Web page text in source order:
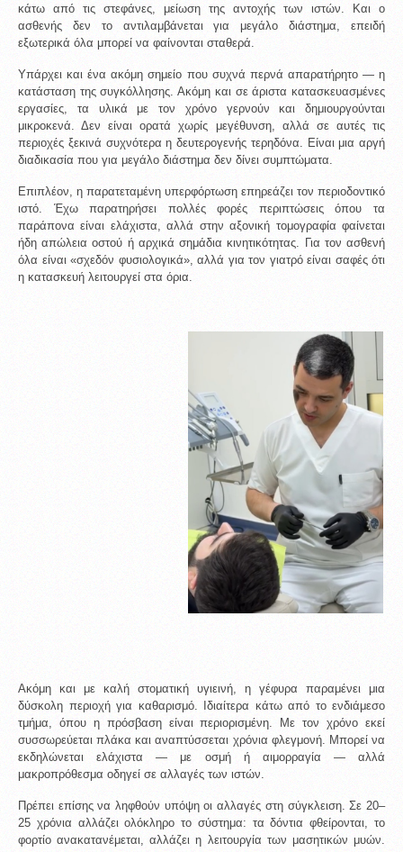
κάτω από τις στεφάνες, μείωση της αντοχής των ιστών. Και ο
ασθενής δεν το αντιλαμβάνεται για μεγάλο διάστημα, επειδή
εξωτερικά όλα μπορεί να φαίνονται σταθερά.
Υπάρχει και ένα ακόμη σημείο που συχνά περνά απαρατήρητο — η
κατάσταση της συγκόλλησης. Ακόμη και σε άριστα κατασκευασμένες
εργασίες, τα υλικά με τον χρόνο γερνούν και δημιουργούνται
μικροκενά. Δεν είναι ορατά χωρίς μεγέθυνση, αλλά σε αυτές τις
περιοχές ξεκινά συχνότερα η δευτερογενής τερηδόνα. Είναι μια αργή
διαδικασία που για μεγάλο διάστημα δεν δίνει συμπτώματα.
Επιπλέον, η παρατεταμένη υπερφόρτωση επηρεάζει τον περιοδοντικό
ιστό. Έχω παρατηρήσει πολλές φορές περιπτώσεις όπου τα
παράπονα είναι ελάχιστα, αλλά στην αξονική τομογραφία φαίνεται
ήδη απώλεια οστού ή αρχικά σημάδια κινητικότητας. Για τον ασθενή
όλα είναι «σχεδόν φυσιολογικά», αλλά για τον γιατρό είναι σαφές ότι
η κατασκευή λειτουργεί στα όρια.
Ακόμη και με καλή στοματική υγιεινή, η γέφυρα παραμένει μια
δύσκολη περιοχή για καθαρισμό. Ιδιαίτερα κάτω από το ενδιάμεσο
τμήμα, όπου η πρόσβαση είναι περιορισμένη. Με τον χρόνο εκεί
συσσωρεύεται πλάκα και αναπτύσσεται χρόνια φλεγμονή. Μπορεί να
εκδηλώνεται ελάχιστα — με οσμή ή αιμορραγία — αλλά
μακροπρόθεσμα οδηγεί σε αλλαγές των ιστών.
Πρέπει επίσης να ληφθούν υπόψη οι αλλαγές στη σύγκλειση. Σε 20–
25 χρόνια αλλάζει ολόκληρο το σύστημα: τα δόντια φθείρονται, το
φορτίο ανακατανέμεται, αλλάζει η λειτουργία των μασητικών μυών.